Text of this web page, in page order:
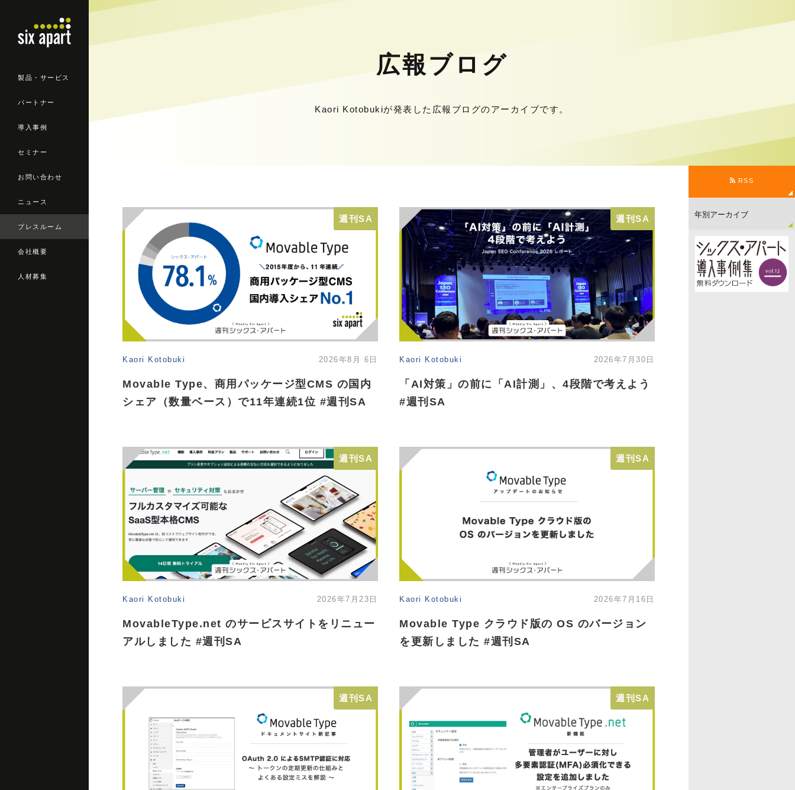
製品・サービス
パートナー
導入事例
セミナー
お問い合わせ
ニュース
プレスルーム
会社概要
人材募集
広報ブログ
Kaori Kotobukiが発表した広報ブログのアーカイブです。
週刊SA
Kaori Kotobuki 2026年8月 6日
Movable Type、商用パッケージ型CMS の国内
シェア（数量ベース）で11年連続1位 #週刊SA
週刊SA
Kaori Kotobuki 2026年7月30日
「AI対策」の前に「AI計測」、4段階で考えよう
#週刊SA
週刊SA
Kaori Kotobuki 2026年7月23日
MovableType​.net のサービスサイトをリニュー
アルしました #週刊SA
週刊SA
Kaori Kotobuki 2026年7月16日
Movable Type クラウド版の OS のバージョン
を更新しました #週刊SA
週刊SA 週刊SA
RSS